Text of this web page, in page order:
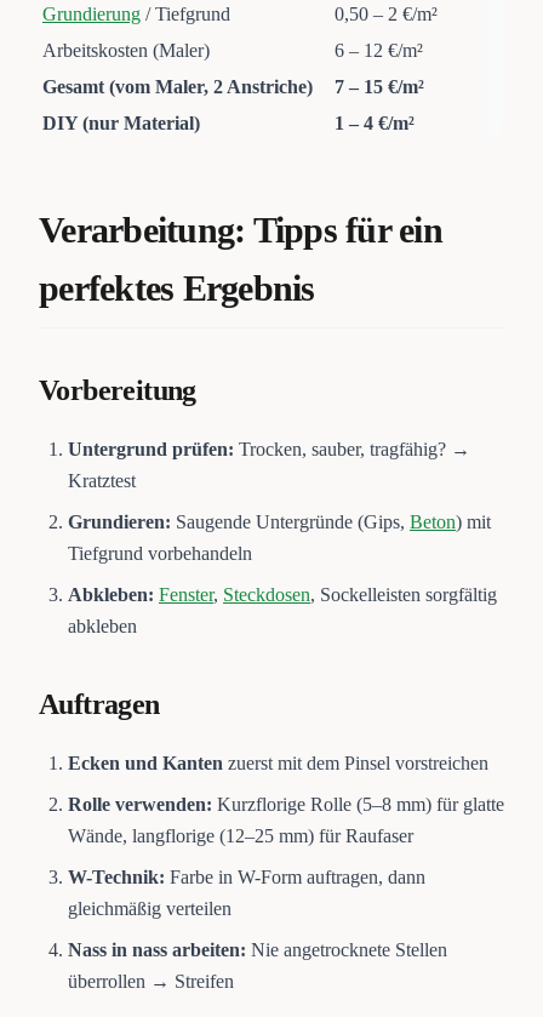
Grundierung / Tiefgrund
0,50 – 2 €/m²
Arbeitskosten (Maler)
6 – 12 €/m²
Gesamt (vom Maler, 2 Anstriche)
7 – 15 €/m²
DIY (nur Material)
1 – 4 €/m²
Verarbeitung: Tipps für ein
perfektes Ergebnis
Vorbereitung
Untergrund prüfen: Trocken, sauber, tragfähig? →
Kratztest
Grundieren: Saugende Untergründe (Gips, Beton) mit
Tiefgrund vorbehandeln
Abkleben: Fenster, Steckdosen, Sockelleisten sorgfältig
abkleben
Auftragen
Ecken und Kanten zuerst mit dem Pinsel vorstreichen
Rolle verwenden: Kurzflorige Rolle (5–8 mm) für glatte
Wände, langflorige (12–25 mm) für Raufaser
W-Technik: Farbe in W-Form auftragen, dann
gleichmäßig verteilen
Nass in nass arbeiten: Nie angetrocknete Stellen
überrollen → Streifen